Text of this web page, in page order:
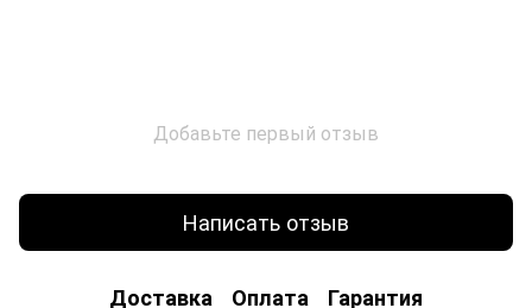
Добавьте первый отзыв
Написать отзыв
Доставка Оплата Гарантия